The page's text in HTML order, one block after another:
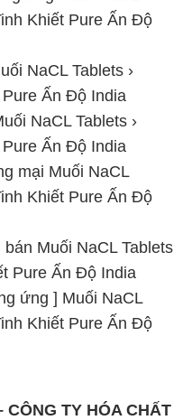
Khiết Pure Ấn Độ
NaCL Tablets ›
Ấn Độ India
NaCL Tablets ›
Ấn Độ India
mại Muối NaCL
Khiết Pure Ấn Độ
Muối NaCL Tablets
Pure Ấn Độ India
ứng ] Muối NaCL
Khiết Pure Ấn Độ
CÔNG TY HÓA CHẤT